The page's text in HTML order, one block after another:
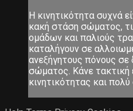
Η κινητικότητα συχνά
κακή στάση σώματος,
ομάδων και παλιούς
καταλήγουν σε
ανεξήγητους πόνους σε
σώματος. Κάνε τακτική
κινητικότητας και πολύ